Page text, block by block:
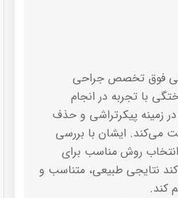
فوق تخصص جراحی
با تجربه در انجام
زمینه پیکرتراشی و حذف
می‌کند. ایشان با بررسی
روش مناسب برای
نتایجی طبیعی، متناسب و
کند.